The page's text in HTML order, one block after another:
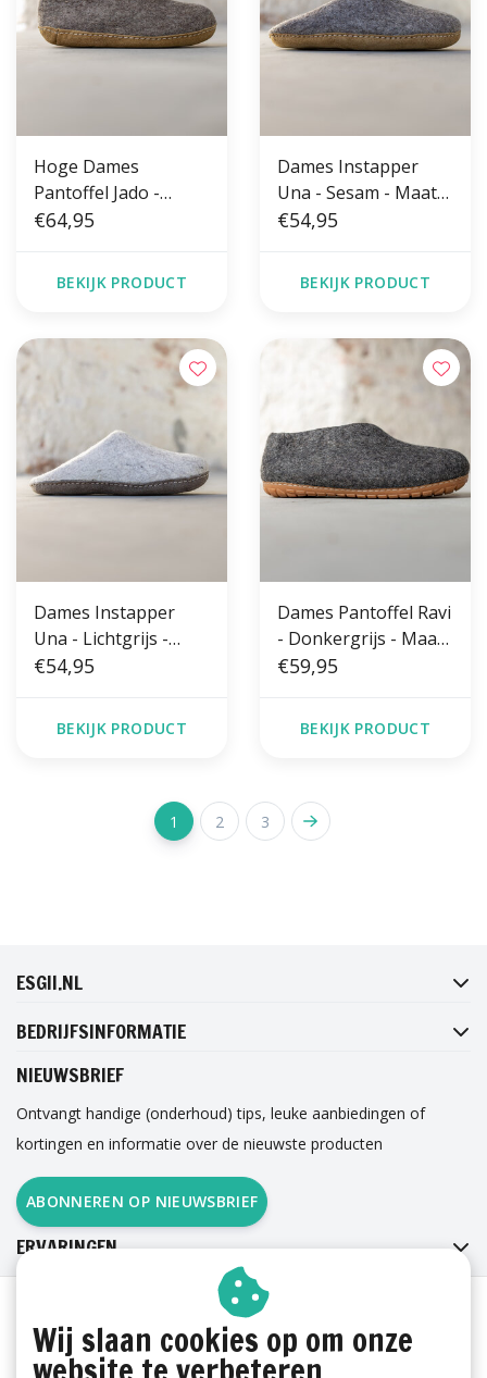
Hoge Dames
Pantoffel Jado -
Sesam - Maat 36 t/m
€64,95
BEKIJK PRODUCT
Dames Instapper
Una - Sesam - Maat
36 t/m 41 - Zachte
€54,95
BEKIJK PRODUCT
Dames Instapper
Una - Lichtgrijs -
Maat 36 t/m 41 -
€54,95
BEKIJK PRODUCT
Dames Pantoffel Ravi
- Donkergrijs - Maat
36 t/m 41 - Harde
€59,95
BEKIJK PRODUCT
1 2 3
ESGII.NL
BEDRIJFSINFORMATIE
NIEUWSBRIEF
Ontvangt handige (onderhoud) tips, leuke aanbiedingen of
kortingen en informatie over de nieuwste producten
ABONNEREN OP NIEUWSBRIEF
ERVARINGEN
Wij slaan cookies op om onze